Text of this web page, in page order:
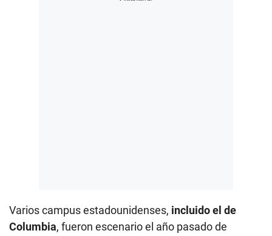
Varios campus estadounidenses, incluido el de
Columbia, fueron escenario el año pasado de